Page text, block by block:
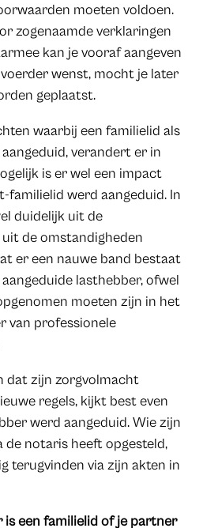
moeten voldoen.
zogenaamde verklaringen
kan je vooraf aangeven
wenst, mocht je later
geplaatst.
waarbij een familielid als
verandert er in
is er wel een impact
familielid werd aangeduid. In
duidelijk uit de
de omstandigheden
er een nauwe band bestaat
lasthebber, ofwel
moeten zijn in het
van professionele
dat zijn zorgvolmacht
regels, kijkt best even
werd aangeduid. Wie zijn
de notaris heeft opgesteld,
terugvinden via zijn akten in
is een familielid of je partner